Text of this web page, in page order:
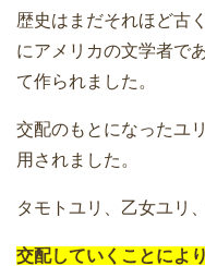
歴史はまだそれほど古
にアメリカの文学者で
て作られました。
交配のもとになったユ
用されました。
タモトユリ、乙女ユリ
交配していくことによ